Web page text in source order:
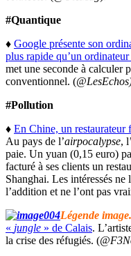
#Quantique
♦ Google présente son
plus rapide qu’un
met une seconde à calculer
conventionnel. (
#Pollution
♦ En Chine, un restaurateur
Au pays de l’airpocalypse,
paie. Un yuan (0,15 euro)
facturé à ses clients un
Shanghai. Les intéressés ne
l’addition et ne l’ont pas
Légende image.
« jungle » de Calais.
la crise des réfugiés. (